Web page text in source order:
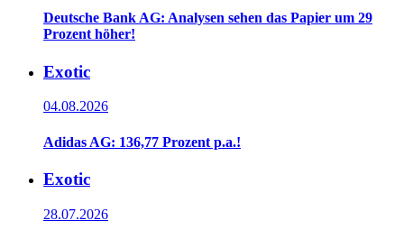
Deutsche Bank AG: Analysen sehen das Papier um 29
Prozent höher!
Exotic
04.08.2026
Adidas AG: 136,77 Prozent p.a.!
Exotic
28.07.2026